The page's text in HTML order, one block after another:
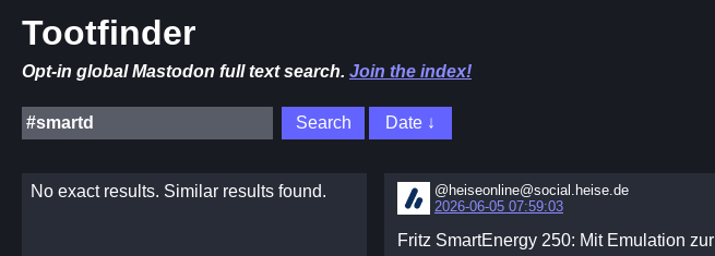
Tootfinder
Opt-in global Mastodon full text search. Join the index!
No exact results. Similar results found.
@heiseonline@social.heise.de
2026-06-05 07:59:03
Fritz SmartEnergy 250: Mit Emulation zur